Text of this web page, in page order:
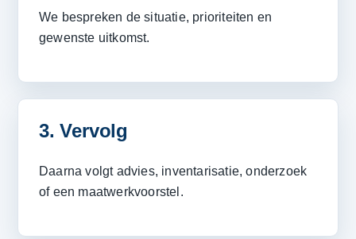
We bespreken de situatie, prioriteiten en
gewenste uitkomst.
3. Vervolg
Daarna volgt advies, inventarisatie, onderzoek
of een maatwerkvoorstel.